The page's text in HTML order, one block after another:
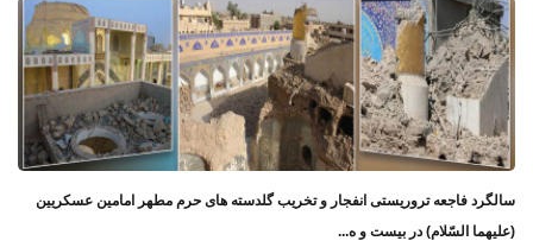
سالگرد فاجعه تروریستی انفجار و تخریب گلدسته های حرم مطهر امامین عسکریین
(علیهما السّلام) در بیست و ه...